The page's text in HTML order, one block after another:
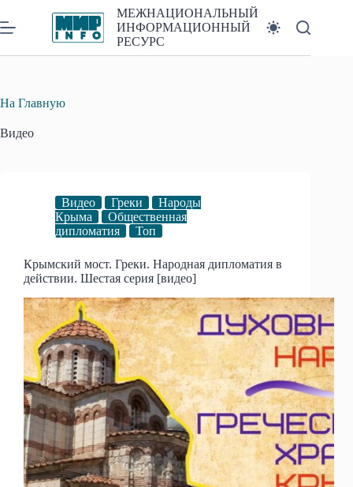
к
сути
МЕЖНАЦИОНАЛЬНЫЙ
ИНФОРМАЦИОННЫЙ
РЕСУРС
На Главную
Видео
Видео Греки
Народы
Крыма
Общественная
дипломатия
Топ
Крымский мост. Греки. Народная дипломатия в
действии. Шестая серия [видео]